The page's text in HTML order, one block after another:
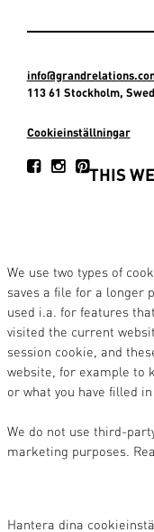
113 61 Stockholm,
Cookieinställningar
THIS
We use two types of
saves a file for a longer
used i.a. for features
visited the current
session cookie, and
website, for example to
or what you have filled
We do not use third-
marketing purposes.
Hantera dina